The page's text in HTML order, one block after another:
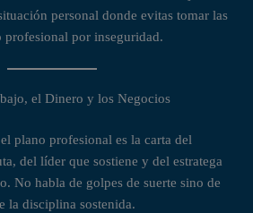
personal donde evitas tomar las
profesional por inseguridad.
el Dinero y los Negocios
plano profesional es la carta del
del líder que sostiene y del estratega
No habla de golpes de suerte sino de
la disciplina sostenida.